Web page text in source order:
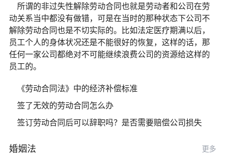
所谓的非过失性解除劳动合同也就是劳动者和公司在劳
动关系当中都没有做错，可是在当时的那种状态下公司不
解除劳动合同也是不切实际的。比如法定医疗期满以后，
员工个人的身体状况还是不能很好的恢复，这样的话，那
任何一家公司都绝对不可能继续浪费公司的资源给这样的
员工的。
《劳动合同法》中的经济补偿标准
签了无效的劳动合同怎么办
签订劳动合同后可以辞职吗？是否需要赔偿公司损失
婚姻法 更多